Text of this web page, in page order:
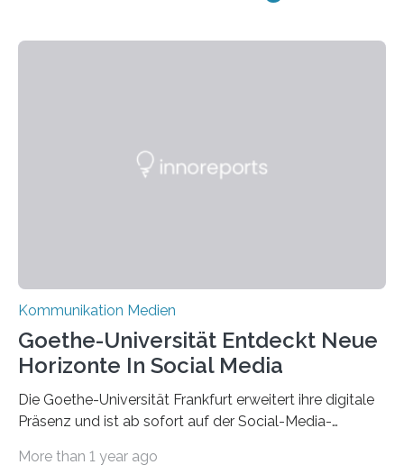
Kommunikation Medien
Goethe-Universität Entdeckt Neue
Horizonte In Social Media
Die Goethe-Universität Frankfurt erweitert ihre digitale
Präsenz und ist ab sofort auf der Social-Media-
Themen Hochschule, Forschung, Wissenschaft,
More than 1 year ago